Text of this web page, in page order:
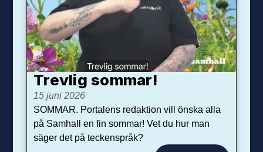
Trevlig sommar!
15 juni 2026
SOMMAR. Portalens redaktion vill önska alla
på Samhall en fin sommar! Vet du hur man
säger det på teckenspråk?